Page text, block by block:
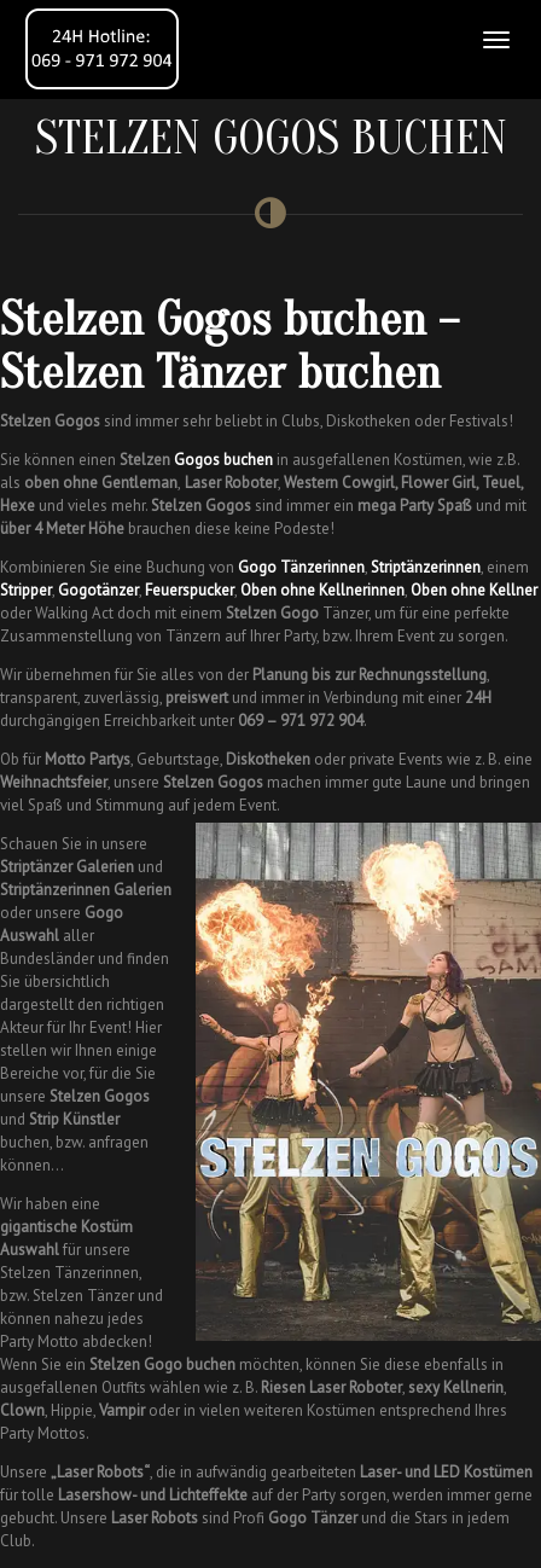
STELZEN GOGOS BUCHEN
Stelzen Gogos buchen –
Stelzen Tänzer buchen
Stelzen Gogos sind immer sehr beliebt in Clubs, Diskotheken oder Festivals!
Sie können einen Stelzen Gogos buchen in ausgefallenen Kostümen, wie z.B.
als oben ohne Gentleman, Laser Roboter,Western Cowgirl, Flower Girl, Teuel,
Hexe und vieles mehr. Stelzen Gogos sind immer ein mega Party Spaß und mit
über 4 Meter Höhe brauchen diese keine Podeste!
Kombinieren Sie eine Buchung von Gogo Tänzerinnen,Striptänzerinnen, einem
Stripper, Gogotänzer, Feuerspucker,Oben ohne Kellnerinnen,Oben ohne Kellner
oder Walking Act doch mit einem Stelzen Gogo Tänzer, um für eine perfekte
Zusammenstellung von Tänzern auf Ihrer Party, bzw. Ihrem Event zu sorgen.
Wir übernehmen für Sie alles von der Planung bis zur Rechnungsstellung,
transparent, zuverlässig, preiswertund immer in Verbindung mit einer 24H
durchgängigen Erreichbarkeit unter 069 – 971 972 904.
Ob für Motto Partys, Geburtstage, Diskotheken oder private Events wie z. B. eine
Weihnachtsfeier, unsere Stelzen Gogos machen immer gute Laune und bringen
viel Spaß und Stimmung auf jedem Event.
Schauen Sie in unsere
Striptänzer Galerien und
Striptänzerinnen Galerien
oder unsere Gogo
Auswahl aller
Bundesländer und finden
Sie übersichtlich
dargestellt den richtigen
Akteur für Ihr Event! Hier
stellen wir Ihnen einige
Bereiche vor, für die Sie
unsere Stelzen Gogos
und Strip Künstler
buchen, bzw. anfragen
können…
Wir haben eine
gigantische Kostüm
Auswahlfür unsere
Stelzen Tänzerinnen,
bzw. Stelzen Tänzer und
können nahezu jedes
Party Motto abdecken!
Wenn Sie ein Stelzen Gogo buchen möchten, können Sie diese ebenfalls in
ausgefallenen Outfits wählen wie z. B. Riesen Laser Roboter, sexy Kellnerin,
Clown, Hippie,Vampiroder in vielen weiteren Kostümen entsprechend Ihres
Party Mottos.
Unsere „Laser Robots“, die in aufwändig gearbeiteten Laser- und LED Kostümen
für tolle Lasershow- und Lichteffekte auf der Party sorgen, werden immer gerne
gebucht. Unsere Laser Robots sind Profi Gogo Tänzerund die Stars in jedem
Club.